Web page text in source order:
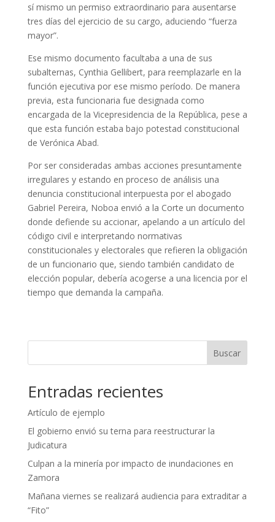
sí mismo un permiso extraordinario para ausentarse
tres días del ejercicio de su cargo, aduciendo “fuerza
mayor”.
Ese mismo documento facultaba a una de sus
subalternas, Cynthia Gellibert, para reemplazarle en la
función ejecutiva por ese mismo período. De manera
previa, esta funcionaria fue designada como
encargada de la Vicepresidencia de la República, pese a
que esta función estaba bajo potestad constitucional
de Verónica Abad.
Por ser consideradas ambas acciones presuntamente
irregulares y estando en proceso de análisis una
denuncia constitucional interpuesta por el abogado
Gabriel Pereira, Noboa envió a la Corte un documento
donde defiende su accionar, apelando a un artículo del
código civil e interpretando normativas
constitucionales y electorales que refieren la obligación
de un funcionario que, siendo también candidato de
elección popular, debería acogerse a una licencia por el
tiempo que demanda la campaña.
Buscar
Entradas recientes
Artículo de ejemplo
El gobierno envió su terna para reestructurar la
Judicatura
Culpan a la minería por impacto de inundaciones en
Zamora
Mañana viernes se realizará audiencia para extraditar a
“Fito”